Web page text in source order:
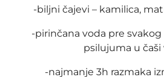
-biljni čajevi – kamilica,
-pirinčana voda pre
psilujuma u čaši
-najmanje 3h razmaka